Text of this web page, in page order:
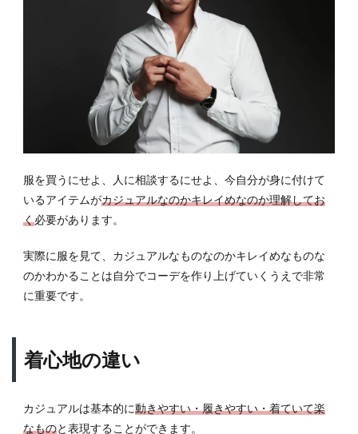
服を買うにせよ、人に相談するにせよ、今自分が身に付けて
いるアイテムがカジュアルなのかキレイめなのか理解してお
く必要があります。
実際に服を見て、カジュアルなものなのかキレイめなものな
のかわかることは自分でコーデを作り上げていくうえで非常
に重要です。
着心地の違い
カジュアルは基本的に動きやすい・履きやすい・着ていて楽
なものと表現することができます。